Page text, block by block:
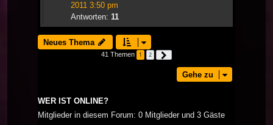
2011 3:50 pm
Antworten: 11
Neues Thema
41 Themen 1 2
Gehe zu
WER IST ONLINE?
Mitglieder in diesem Forum: 0 Mitglieder und 3 Gäste